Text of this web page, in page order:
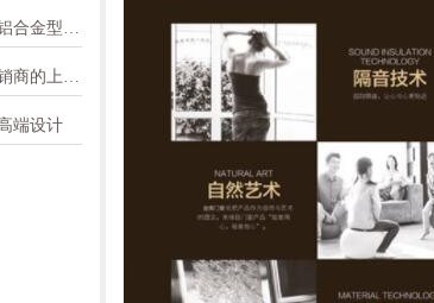
端设计